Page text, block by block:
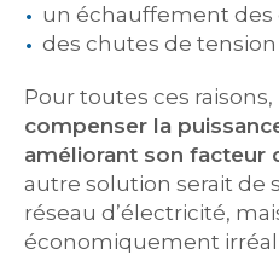
un échauffement des
des chutes de
Pour toutes ces raisons,
compenser la
améliorant son facteur
autre solution serait de
réseau d’électricité,
économiquement